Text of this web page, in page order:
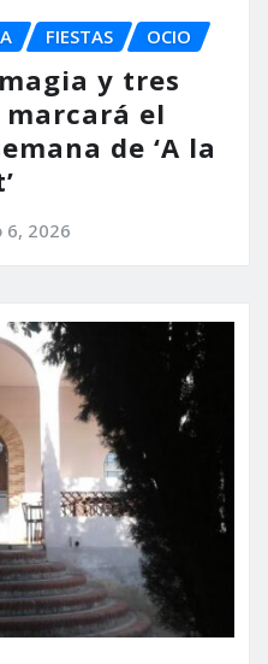
FIESTAS OCIO
y tres
marcará el
de ‘A la
6, 2026